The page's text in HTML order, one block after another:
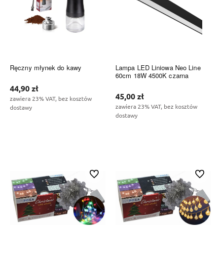
Ręczny młynek do kawy
44,90 zł
zawiera 23% VAT, bez kosztów
dostawy
Lampa LED Liniowa Neo Line
60cm 18W 4500K czarna
45,00 zł
zawiera 23% VAT, bez kosztów
dostawy
Do ulubionych Do